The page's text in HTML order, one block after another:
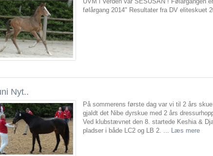
følårgang 2014" Resultater fra DV eliteskuet
Nyt..
På sommerens første dag var vi til 2 års
gjaldt det Nibe dyrskue med 2 års
Ved klubstævnet den 8. startede Keshia &
pladser i både LC2 og LB 2. ... Læs mere